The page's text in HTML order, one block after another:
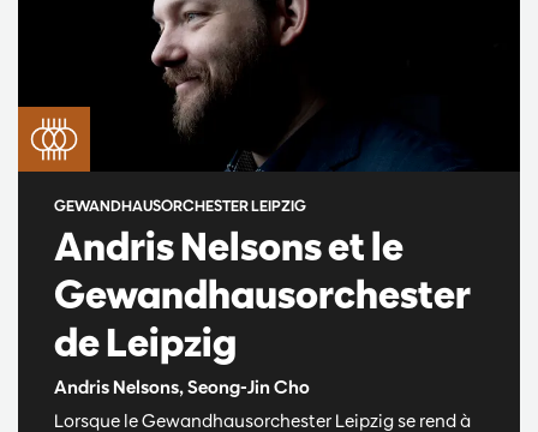
Andris Nelsons et le
Gewandhausorchester
de Leipzig
Andris Nelsons, Seong-Jin Cho
GEWANDHAUSORCHESTER LEIPZIG
Lorsque le Gewandhausorchester Leipzig se rend à